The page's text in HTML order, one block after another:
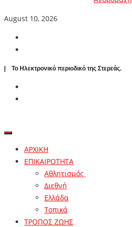
August 10, 2026
| To Ηλεκτρονικό περιοδικό της Στερεάς.
ΑΡΧΙΚΗ
ΕΠΙΚΑΙΡΟΤΗΤΑ
Αθλητισμός
Διεθνή
Ελλάδα
Τοπικά
ΤΡΟΠΟΣ ΖΩΗΣ